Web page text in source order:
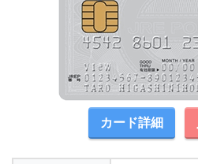
カード詳細